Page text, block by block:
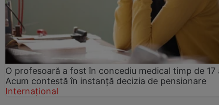
O profesoară a fost în concediu medical timp de 17
Acum contestă în instanță decizia de pensionare
Internațional